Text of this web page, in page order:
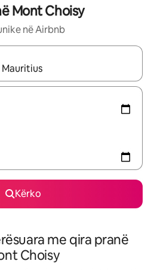
Mont Choisy
në Airbnb
disponueshme, lëviz me butonat e
Kërko
me qira pranë
Choisy